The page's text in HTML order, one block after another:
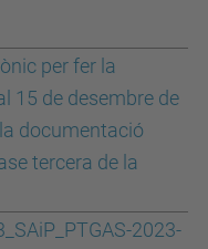
per fer la
15 de desembre de
documentació
tercera de la
2023-